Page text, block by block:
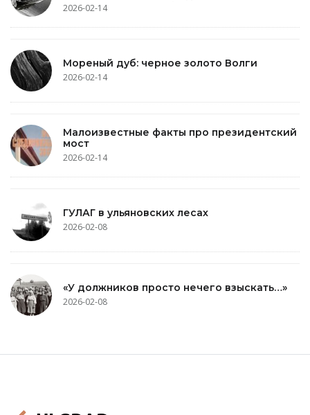
2026-02-14
Мореный дуб: черное золото Волги
2026-02-14
Малоизвестные факты про президентский
мост
2026-02-14
ГУЛАГ в ульяновских лесах
2026-02-08
«У должников просто нечего взыскать…»
2026-02-08